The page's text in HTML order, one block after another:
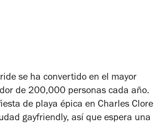
se ha convertido en el mayor
de 200,000 personas cada año.
de playa épica en Charles Clore
gayfriendly, así que espera una